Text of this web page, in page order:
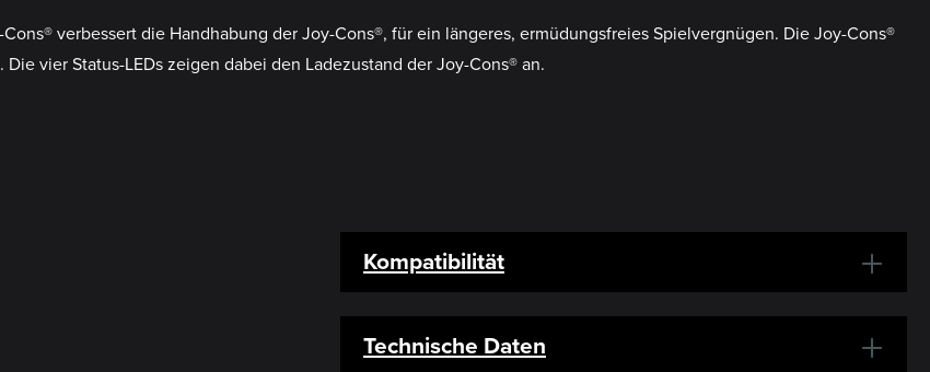
verbessert die Handhabung der Joy-Cons®, für ein längeres, ermüdungsfreies Spielvergnügen. Die Joy-Cons®
vier Status-LEDs zeigen dabei den Ladezustand der Joy-Cons® an.
Kompatibilität
Technische Daten